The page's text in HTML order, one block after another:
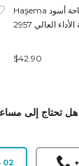
Haşema حجاب سباحة أسود
العالي 2957
$42.90
هل تحتاج إلى
02